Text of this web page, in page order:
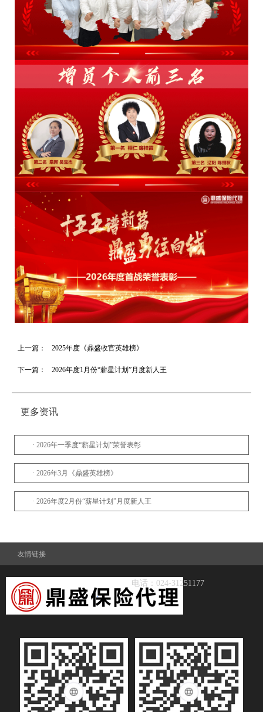
上一篇： 2025年度《鼎盛收官英雄榜》
下一篇： 2026年度1月份“薪星计划”月度新人王
更多资讯
· 2026年一季度“薪星计划”荣誉表彰
· 2026年3月《鼎盛英雄榜》
· 2026年度2月份“薪星计划”月度新人王
· 2026年度1月份“薪星计划”月度新人王
· 2026年度《鼎盛首战英雄榜》
· 2025年度《鼎盛收官英雄榜》
· 『抚鼎 顺意』第十届菁英荟
· 2025年10月 《鼎盛英雄榜》
· 2025年9月《鼎盛英雄榜》
友情链接
电话：024-31251177